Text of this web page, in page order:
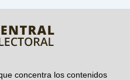
concentra los contenidos